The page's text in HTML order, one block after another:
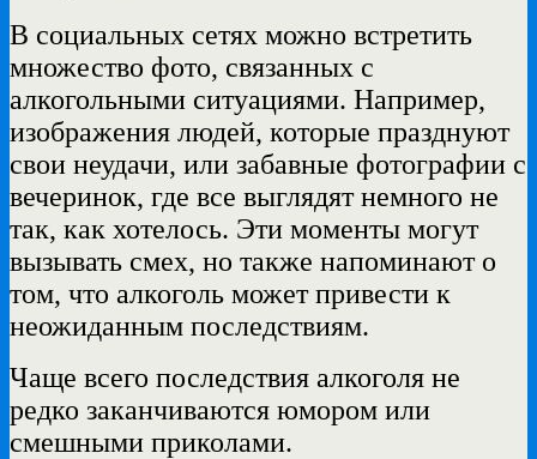
В социальных сетях можно встретить
множество фото, связанных с
алкогольными ситуациями. Например,
изображения людей, которые празднуют
свои неудачи, или забавные фотографии с
вечеринок, где все выглядят немного не
так, как хотелось. Эти моменты могут
вызывать смех, но также напоминают о
том, что алкоголь может привести к
неожиданным последствиям.
Чаще всего последствия алкоголя не
редко заканчиваются юмором или
смешными приколами.